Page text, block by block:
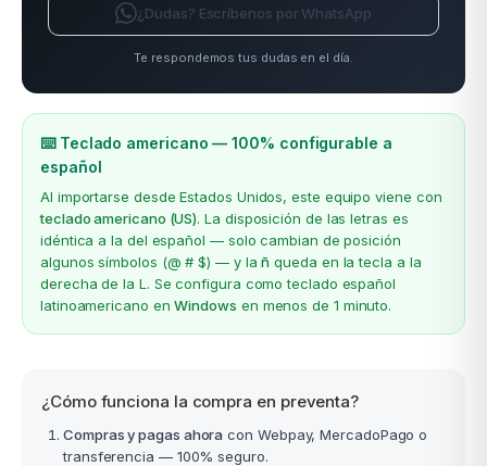
¿Dudas? Escríbenos por WhatsApp
Te respondemos tus dudas en el día.
⌨️ Teclado americano — 100% configurable a
español
Al importarse desde Estados Unidos, este equipo viene con
teclado americano (US). La disposición de las letras es
idéntica a la del español — solo cambian de posición
algunos símbolos (@ # $) — y lañ queda en la tecla a la
derecha de la L. Se configura como teclado español
latinoamericano enWindows en menos de 1 minuto.
¿Cómo funciona la compra en preventa?
Compras y pagas ahora con Webpay, MercadoPago o
transferencia — 100% seguro.